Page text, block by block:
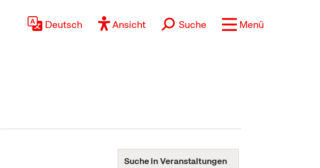
Deutsch Ansicht Suche Menü
Suche in Veranstaltungen